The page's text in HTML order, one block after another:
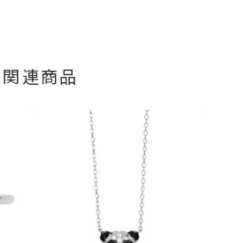
ます。
ズ直し #7以上は±1まで可、
縦：約 9.9mm 横：約 8
業日以内に発送」の商品
のご注文→翌週火曜日までに
ヶ月半以内～」の商品
ら在庫状況を確認いたしま
よりご注文状況をご確認いた
済み」の場合に限り、キャ
録のお客さまは、お問い合
絡ください。
合、商品の返品・交換・返金
関連商品